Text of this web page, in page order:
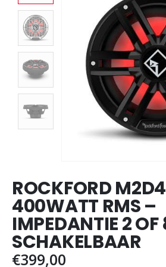
ROCKFORD
400WATT RMS –
IMPEDANTIE 2
SCHAKELBAAR
€399,00